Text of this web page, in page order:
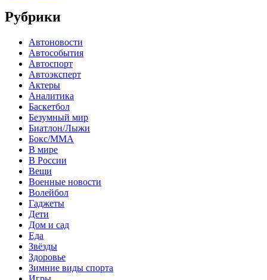
Рубрики
Автоновости
Автособытия
Автоспорт
Автоэксперт
Актеры
Аналитика
Баскетбол
Безумный мир
Биатлон/Лыжи
Бокс/MMA
В мире
В России
Вещи
Военные новости
Волейбол
Гаджеты
Дети
Дом и сад
Еда
Звёзды
Здоровье
Зимние виды спорта